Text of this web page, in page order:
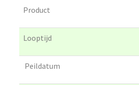
Product
Looptijd
Peildatum